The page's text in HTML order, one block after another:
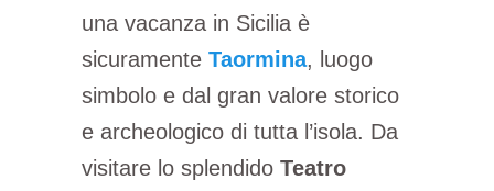
una vacanza in Sicilia è
sicuramente Taormina, luogo
simbolo e dal gran valore storico
e archeologico di tutta l’isola. Da
visitare lo splendido Teatro